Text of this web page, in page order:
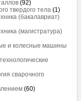
(92)
твердого тела (1)
(бакалавриат)
(магистратура)
и колесные машины
сварочного
(60)